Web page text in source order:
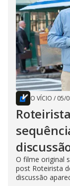
O VÍCIO / 05/
O filme original
post Roteirista
discussão